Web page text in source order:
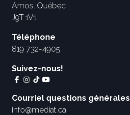
Amos, Québec
J9T 1V1
Téléphone
819 732-4905
Suivez-nous!
Courriel questions générales
info@mediat.ca